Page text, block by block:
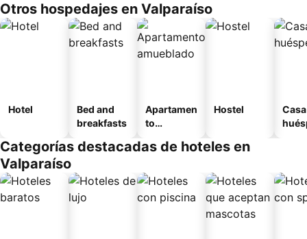
Otros hospedajes en Valparaíso
Hotel
Bed and
breakfasts
Apartamen
to
o
Hostel
Categorías destacadas de hoteles en
Valparaíso